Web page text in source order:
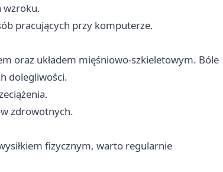
wzroku.
pracujących przy komputerze.
oraz układem mięśniowo-szkieletowym. Bóle
dolegliwości.
zdrowotnych.
fizycznym, warto regularnie